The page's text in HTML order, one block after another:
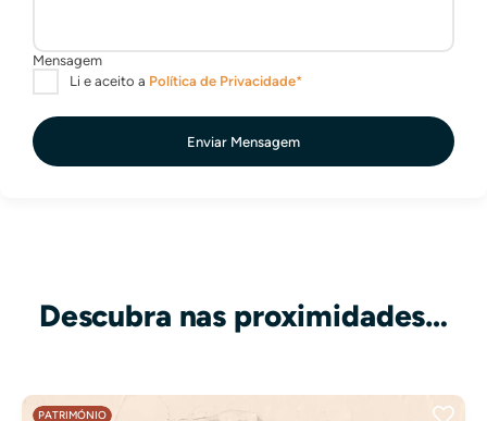
Enviar Mensagem
Descubra nas proximidades…
PATRIMÓNIO